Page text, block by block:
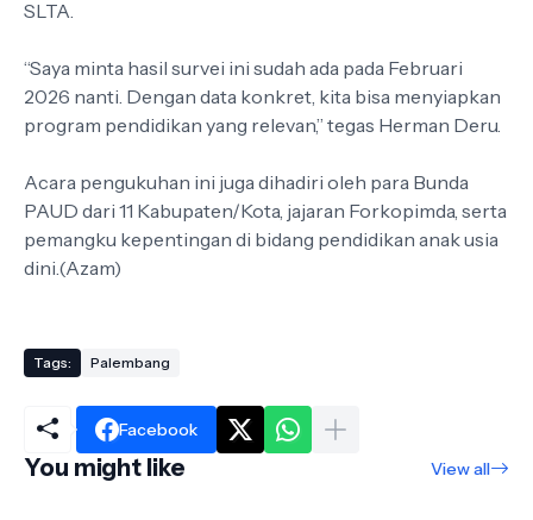
SLTA.
“Saya minta hasil survei ini sudah ada pada Februari
2026 nanti. Dengan data konkret, kita bisa menyiapkan
program pendidikan yang relevan,” tegas Herman Deru.
Acara pengukuhan ini juga dihadiri oleh para Bunda
PAUD dari 11 Kabupaten/Kota, jajaran Forkopimda, serta
pemangku kepentingan di bidang pendidikan anak usia
dini.(Azam)
Tags: Palembang
Facebook
You might like View all